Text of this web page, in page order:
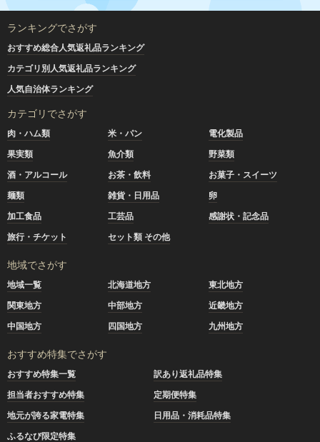
ランキングでさがす
おすすめ総合人気返礼品ランキング
カテゴリ別人気返礼品ランキング
人気自治体ランキング
カテゴリでさがす
肉・ハム類 米・パン
電化製品
果実類
魚介類
野菜類
酒・アルコール
お茶・飲料
お菓子・スイーツ
麺類
雑貨・日用品
卵
加工食品
工芸品
感謝状・記念品
旅行・チケット
セット類 その他
地域でさがす
地域一覧 北海道地方
東北地方
関東地方
中部地方
近畿地方
中国地方
四国地方 九州地方
おすすめ特集でさがす
おすすめ特集一覧
訳あり返礼品特集
担当者おすすめ特集
定期便特集
地元が誇る家電特集
日用品・消耗品特集
ふるなび限定特集